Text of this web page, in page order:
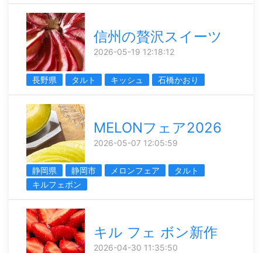
信州の贅沢スイーツ
2026-05-19 12:18:12
長野県 タルト キッシュ 石橋かおり
MELONフェア2026
2026-05-07 12:05:59
静岡県 静岡市 メロンフェア
タルト
キルフェボン
キル フェ ボン新作
2026-04-30 11:35:50